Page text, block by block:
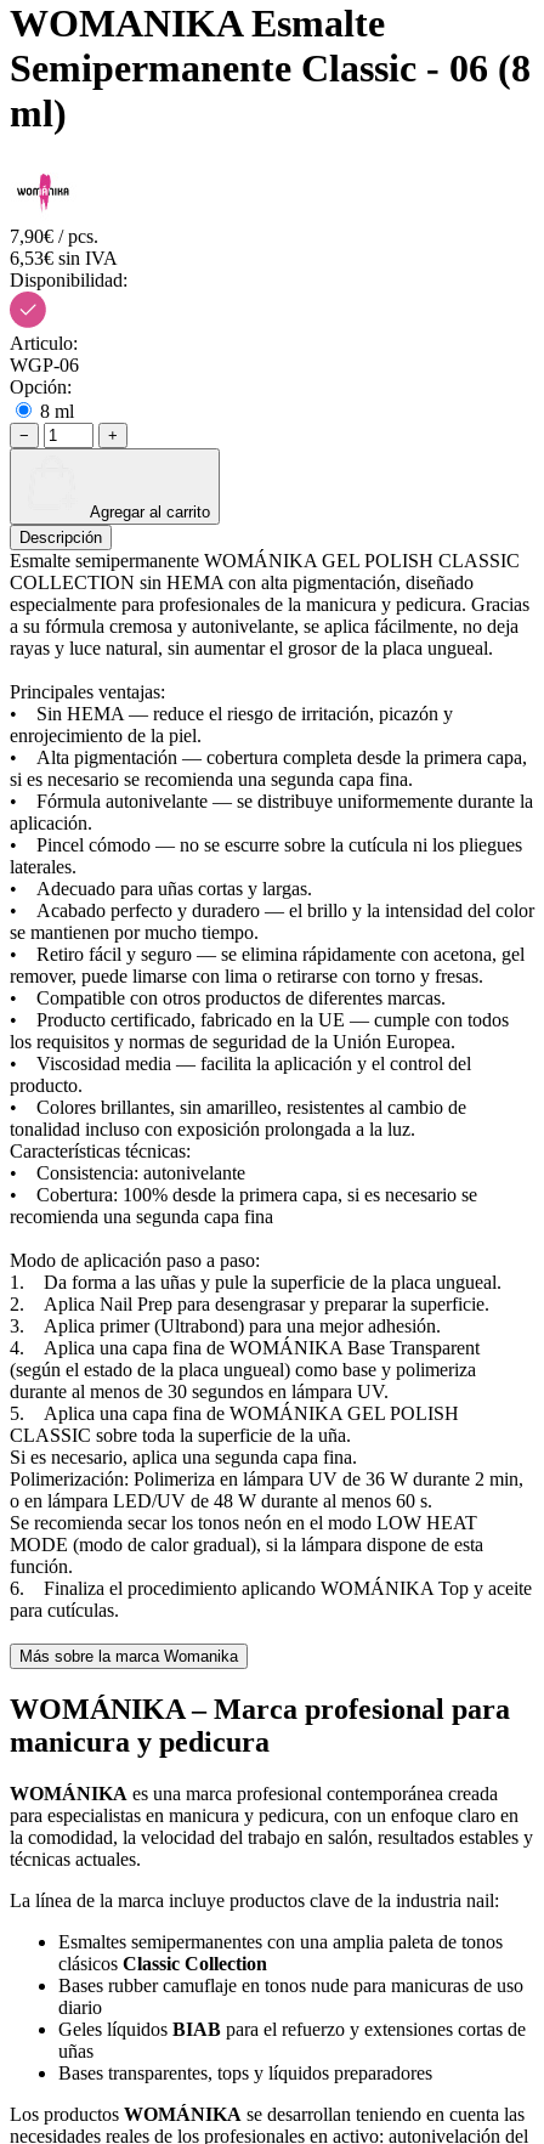
WOMANIKA Esmalte
Semipermanente Classic - 06 (8
ml)
7,90€ / pcs.
6,53€ sin IVA
Disponibilidad:
Articulo:
WGP-06
Opción:
8 ml
− +
Agregar al carrito
Descripción
Esmalte semipermanente WOMÁNIKA GEL POLISH CLASSIC
COLLECTION sin HEMA con alta pigmentación, diseñado
especialmente para profesionales de la manicura y pedicura. Gracias
a su fórmula cremosa y autonivelante, se aplica fácilmente, no deja
rayas y luce natural, sin aumentar el grosor de la placa ungueal.
Principales ventajas:
• Sin HEMA — reduce el riesgo de irritación, picazón y
enrojecimiento de la piel.
• Alta pigmentación — cobertura completa desde la primera capa,
si es necesario se recomienda una segunda capa fina.
• Fórmula autonivelante — se distribuye uniformemente durante la
aplicación.
• Pincel cómodo — no se escurre sobre la cutícula ni los pliegues
laterales.
• Adecuado para uñas cortas y largas.
• Acabado perfecto y duradero — el brillo y la intensidad del color
se mantienen por mucho tiempo.
• Retiro fácil y seguro — se elimina rápidamente con acetona, gel
remover, puede limarse con lima o retirarse con torno y fresas.
• Compatible con otros productos de diferentes marcas.
• Producto certificado, fabricado en la UE — cumple con todos
los requisitos y normas de seguridad de la Unión Europea.
• Viscosidad media — facilita la aplicación y el control del
producto.
• Colores brillantes, sin amarilleo, resistentes al cambio de
tonalidad incluso con exposición prolongada a la luz.
Características técnicas:
• Consistencia: autonivelante
• Cobertura: 100% desde la primera capa, si es necesario se
recomienda una segunda capa fina
Modo de aplicación paso a paso:
1. Da forma a las uñas y pule la superficie de la placa ungueal.
2. Aplica Nail Prep para desengrasar y preparar la superficie.
3. Aplica primer (Ultrabond) para una mejor adhesión.
4. Aplica una capa fina de WOMÁNIKA Base Transparent
(según el estado de la placa ungueal) como base y polimeriza
durante al menos de 30 segundos en lámpara UV.
5. Aplica una capa fina de WOMÁNIKA GEL POLISH
CLASSIC sobre toda la superficie de la uña.
Si es necesario, aplica una segunda capa fina.
Polimerización: Polimeriza en lámpara UV de 36 W durante 2 min,
o en lámpara LED/UV de 48 W durante al menos 60 s.
Se recomienda secar los tonos neón en el modo LOW HEAT
MODE (modo de calor gradual), si la lámpara dispone de esta
función.
6. Finaliza el procedimiento aplicando WOMÁNIKA Top y aceite
para cutículas.
Más sobre la marca Womanika
WOMÁNIKA – Marca profesional para
manicura y pedicura
WOMÁNIKA es una marca profesional contemporánea creada
para especialistas en manicura y pedicura, con un enfoque claro en
la comodidad, la velocidad del trabajo en salón, resultados estables y
técnicas actuales.
La línea de la marca incluye productos clave de la industria nail:
Esmaltes semipermanentes con una amplia paleta de tonos
clásicos Classic Collection
Bases rubber camuflaje en tonos nude para manicuras de uso
diario
Geles líquidos BIAB para el refuerzo y extensiones cortas de
uñas
Bases transparentes, tops y líquidos preparadores
Los productos WOMÁNIKA se desarrollan teniendo en cuenta las
necesidades reales de los profesionales en activo: autonivelación del